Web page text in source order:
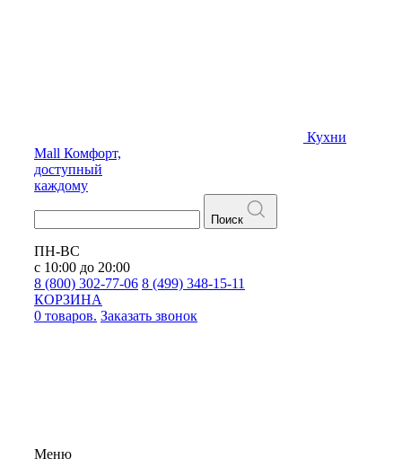
Кухни
Mall Комфорт,
доступный
каждому
Поиск
ПН-ВС
с 10:00 до 20:00
8 (800) 302-77-06 8 (499) 348-15-11
КОРЗИНА
0 товаров. Заказать звонок
Меню